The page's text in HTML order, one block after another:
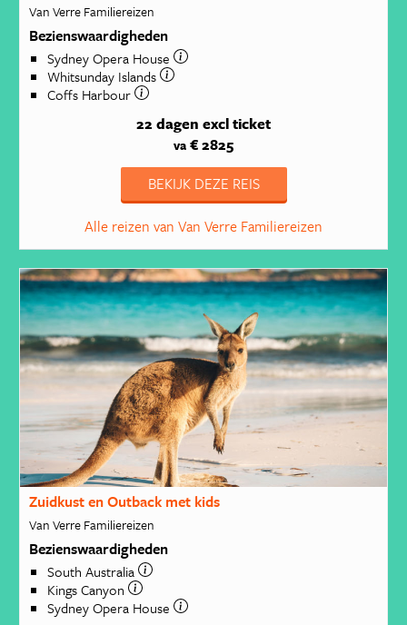
Van Verre Familiereizen
Bezienswaardigheden
Sydney Opera House
Whitsunday Islands
Coffs Harbour
22 dagen excl ticket
va € 2825
BEKIJK DEZE REIS
Alle reizen van Van Verre Familiereizen
Zuidkust en Outback met kids
Van Verre Familiereizen
Bezienswaardigheden
South Australia
Kings Canyon
Sydney Opera House